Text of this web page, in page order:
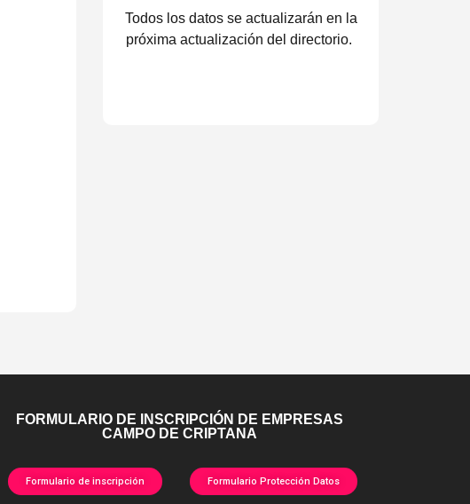
Todos los datos se actualizarán en la
próxima actualización del directorio.
FORMULARIO DE INSCRIPCIÓN DE EMPRESAS
CAMPO DE CRIPTANA
Formulario de inscripción Formulario Protección Datos